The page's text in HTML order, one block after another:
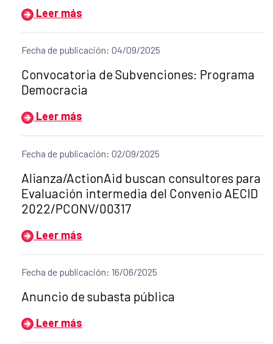
Leer más
Fecha de publicación: 04/09/2025
Título del anuncio:
Convocatoria de Subvenciones: Programa
Democracia
Leer más
Fecha de publicación: 02/09/2025
Título del anuncio:
Alianza/ActionAid buscan consultores para
Evaluación intermedia del Convenio AECID
2022/PCONV/00317
Leer más
Fecha de publicación: 16/06/2025
Título del anuncio:
Anuncio de subasta pública
Leer más